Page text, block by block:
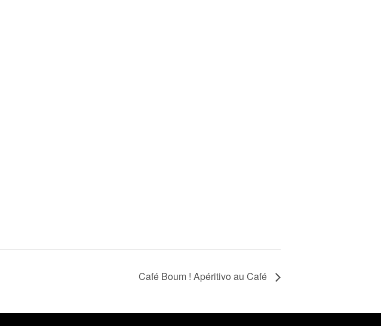
Café Boum ! Apéritivo au Café